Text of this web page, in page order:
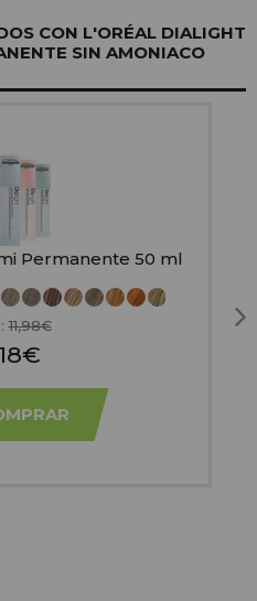
CON L'ORÉAL DIALIGHT
SIN AMONIACO
Permanente 50 ml
11,98€